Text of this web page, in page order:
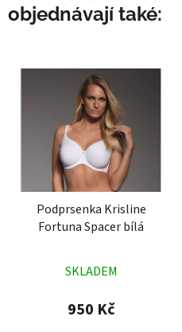
objednávají také:
Podprsenka Krisline
Fortuna Spacer bílá
hodnocení
produktu
SKLADEM
950 Kč